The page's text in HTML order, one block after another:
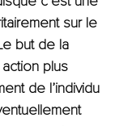
sur le
but de la
plus
de l’individu